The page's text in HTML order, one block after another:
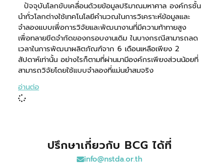
ปัจจุบันโลกขับเคลื่อนด้วยข้อมูลปริมาณมหาศาล องค์กรชั้น
นำทั่วโลกต่างใช้เทคโนโลยีคำนวณในการวิเคราะห์ข้อมูลและ
จำลองแบบเพื่อการวิจัยและพัฒนางานที่มีความท้าทายสูง
เพื่อทลายขีดจำกัดของกรอบงานเดิม ในบางกรณีสามารถลด
เวลาในการพัฒนาผลิตภัณฑ์จาก 6 เดือนเหลือเพียง 2
สัปดาห์เท่านั้น อย่างไรก็ตามที่ผ่านมามีองค์กรเพียงส่วนน้อยที่
สามารถวิจัยโดยใช้แบบจำลองที่แม่นยำสมจริง
อ่านต่อ
ปรึกษาเกี่ยวกับ BCG ได้ที่
info@nstda.or.th